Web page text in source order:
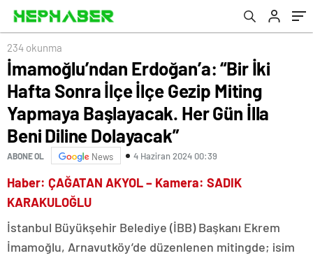
Dolayacak”
234 okunma
İmamoğlu’ndan Erdoğan’a: “Bir İki
Hafta Sonra İlçe İlçe Gezip Miting
Yapmaya Başlayacak. Her Gün İlla
Beni Diline Dolayacak”
ABONE OL News 4 Haziran 2024 00:39
Haber: ÇAĞATAN AKYOL – Kamera: SADIK
KARAKULOĞLU
İstanbul Büyükşehir Belediye (İBB) Başkanı Ekrem
İmamoğlu, Arnavutköy’de düzenlenen mitingde; isim